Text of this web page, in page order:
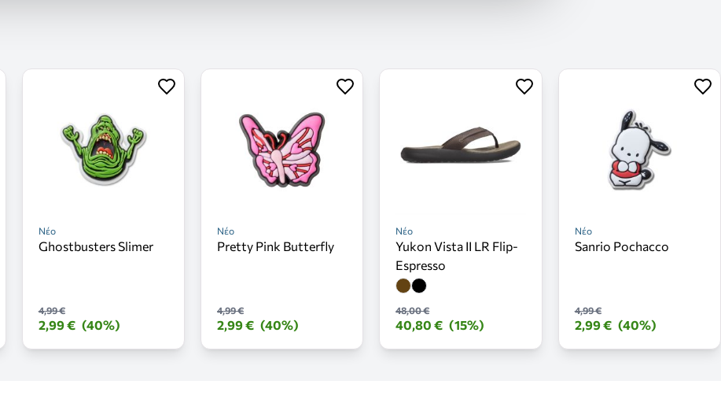
Νέο
Ghostbusters Slimer
4,99 €
2,99 € (40%)
Νέο
Pretty Pink Butterfly
4,99 €
2,99 € (40%)
Νέο
Yukon Vista II LR Flip-
Espresso
48,00 €
40,80 € (15%)
Νέο
Sanrio Pochacco
4,99 €
2,99 € (40%)